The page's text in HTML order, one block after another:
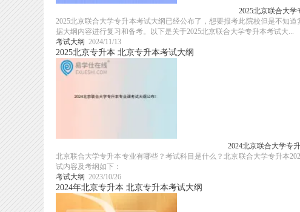
2025北京联合大
2025北京联合大学专升本考试大纲已经公布了，想要报考此院校但是不知
据大纲内容进行复习和备考。以下是关于2025北京联合大学专升本考试大...
考试大纲 2024/11/13
2025北京专升本 北京专升本考试大纲
2024北京联合大学专
北京联合大学专升本专业有哪些？考试科目是什么？北京联合大学专升本
试内容及考纲如下：
考试大纲 2023/10/26
2024年北京专升本 北京专升本考试大纲